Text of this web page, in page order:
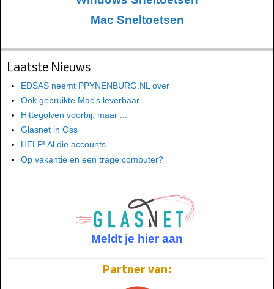
Mac Sneltoetsen
Laatste Nieuws
EDSAS neemt PPYNENBURG.NL over
Ook gebruikte Mac's leverbaar
Hittegolven voorbij, maar ...
Glasnet in Oss
HELP! Al die accounts
Op vakantie en een trage computer?
Meldt je hier aan
Partner van: